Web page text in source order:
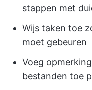
stappen met
Wijs taken toe
moet gebeuren
Voeg
bestanden toe